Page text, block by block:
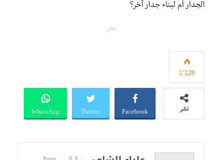
الجدار أم لبناء جدار آخر؟
إعلان
1٬128
نشر Facebook
Twitter
WhatsApp